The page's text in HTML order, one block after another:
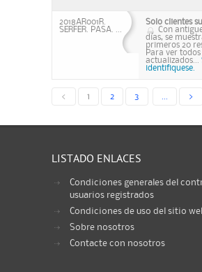
2018AR001R.
SERFER. PASA. ...
Solo clientes
Con
días, se
primeros 20
Para ver todos
actualizados...
identifiquese.
< 1 2 3 >
LISTADO ENLACES
Condiciones generales del
usuarios registrados
Condiciones de uso del sitio
Sobre nosotros
Contacte con nosotros